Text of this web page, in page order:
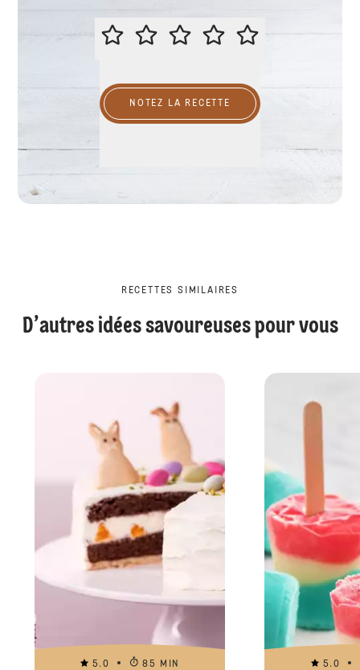
MERCI DE NOTER CETTE RECETTE
NOTEZ LA RECETTE
RECETTES SIMILAIRES
D’autres idées savoureuses pour vous
5.0
85 MIN
5.0